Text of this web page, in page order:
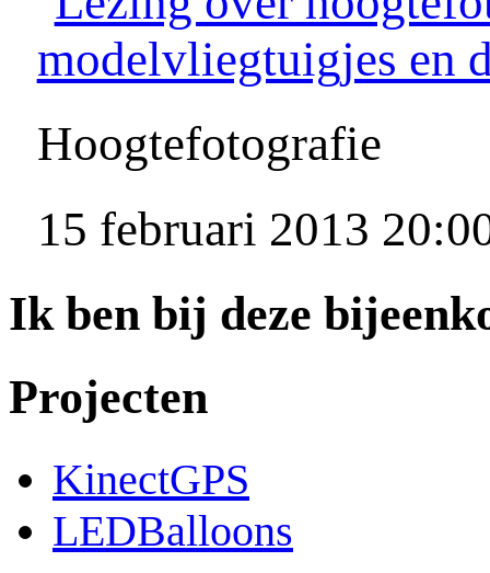
Hoogtefotografie
15 februari 2013
Ik ben bij deze
Projecten
KinectGPS
LEDBalloons